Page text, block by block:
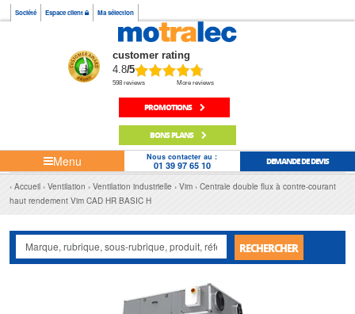
Société Espace client Ma sélection
customer rating
4.8/5
598 reviews More reviews
PROMOTIONS
BONS PLANS
Menu Nous contacter au :
01 39 97 65 10 DEMANDE DE DEVIS
Accueil Ventilation Ventilation industrielle Vim
Centrale double flux à contre-courant
haut rendement Vim CAD HR BASIC H
RECHERCHER